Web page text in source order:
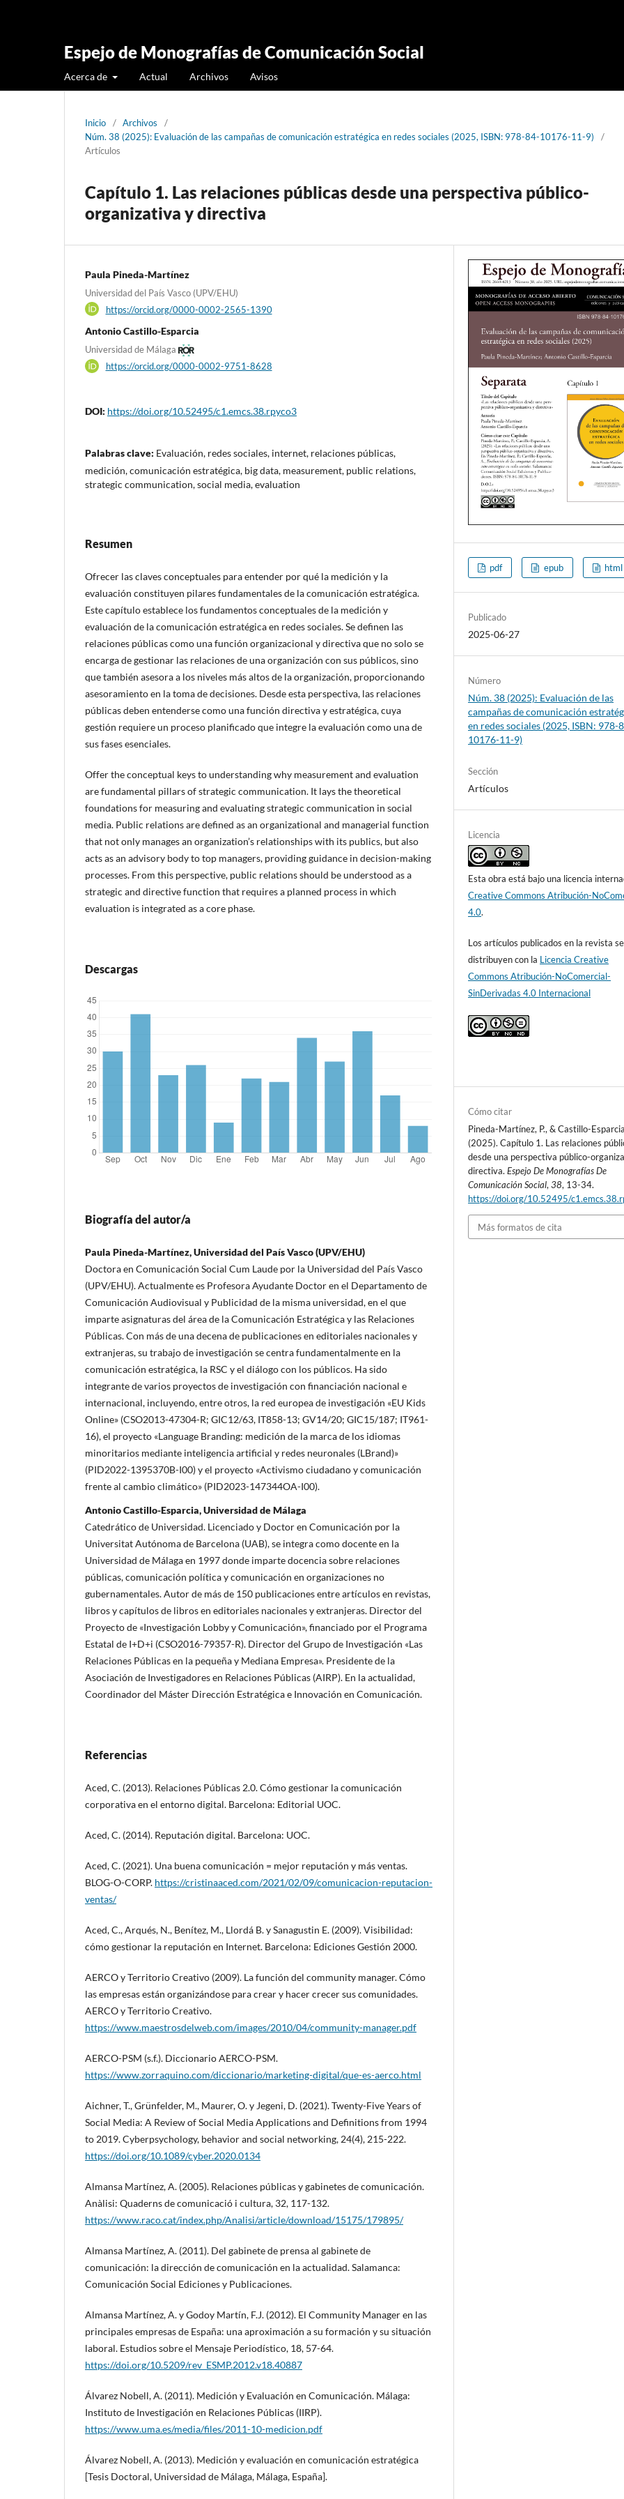
Espejo de Monografías de Comunicación Social
Acerca de Actual Archivos Avisos
Inicio / Archivos
/
Núm. 38 (2025): Evaluación de las campañas de comunicación estratégica en redes sociales (2025, ISBN: 978-84-10176-11-9)
/
Artículos
Capítulo 1. Las relaciones públicas desde una perspectiva público-
organizativa y directiva
Paula Pineda-Martínez
Universidad del País Vasco (UPV/EHU)
https://orcid.org/0000-0002-2565-1390
Antonio Castillo-Esparcia
Universidad de Málaga
https://orcid.org/0000-0002-9751-8628
DOI: https://doi.org/10.52495/c1.emcs.38.rpyco3
Palabras clave: Evaluación, redes sociales, internet, relaciones públicas,
medición, comunicación estratégica, big data, measurement, public relations,
strategic communication, social media, evaluation
Resumen
Ofrecer las claves conceptuales para entender por qué la medición y la
evaluación constituyen pilares fundamentales de la comunicación estratégica.
Este capítulo establece los fundamentos conceptuales de la medición y
evaluación de la comunicación estratégica en redes sociales. Se definen las
relaciones públicas como una función organizacional y directiva que no solo se
encarga de gestionar las relaciones de una organización con sus públicos, sino
que también asesora a los niveles más altos de la organización, proporcionando
asesoramiento en la toma de decisiones. Desde esta perspectiva, las relaciones
públicas deben entenderse como una función directiva y estratégica, cuya
gestión requiere un proceso planificado que integre la evaluación como una de
sus fases esenciales.
Offer the conceptual keys to understanding why measurement and evaluation
are fundamental pillars of strategic communication. It lays the theoretical
foundations for measuring and evaluating strategic communication in social
media. Public relations are defined as an organizational and managerial function
that not only manages an organization’s relationships with its publics, but also
acts as an advisory body to top managers, providing guidance in decision-making
processes. From this perspective, public relations should be understood as a
strategic and directive function that requires a planned process in which
evaluation is integrated as a core phase.
Descargas
Biografía del autor/a
Paula Pineda-Martínez, Universidad del País Vasco (UPV/EHU)
Doctora en Comunicación Social Cum Laude por la Universidad del País Vasco
(UPV/EHU). Actualmente es Profesora Ayudante Doctor en el Departamento de
Comunicación Audiovisual y Publicidad de la misma universidad, en el que
imparte asignaturas del área de la Comunicación Estratégica y las Relaciones
Públicas. Con más de una decena de publicaciones en editoriales nacionales y
extranjeras, su trabajo de investigación se centra fundamentalmente en la
comunicación estratégica, la RSC y el diálogo con los públicos. Ha sido
integrante de varios proyectos de investigación con financiación nacional e
internacional, incluyendo, entre otros, la red europea de investigación «EU Kids
Online» (CSO2013-47304-R; GIC12/63, IT858-13; GV14/20; GIC15/187; IT961-
16), el proyecto «Language Branding: medición de la marca de los idiomas
minoritarios mediante inteligencia artificial y redes neuronales (LBrand)»
(PID2022-1395370B-I00) y el proyecto «Activismo ciudadano y comunicación
frente al cambio climático» (PID2023-147344OA-I00).
Antonio Castillo-Esparcia, Universidad de Málaga
Catedrático de Universidad. Licenciado y Doctor en Comunicación por la
Universitat Autónoma de Barcelona (UAB), se integra como docente en la
Universidad de Málaga en 1997 donde imparte docencia sobre relaciones
públicas, comunicación política y comunicación en organizaciones no
gubernamentales. Autor de más de 150 publicaciones entre artículos en revistas,
libros y capítulos de libros en editoriales nacionales y extranjeras. Director del
Proyecto de «Investigación Lobby y Comunicación», financiado por el Programa
Estatal de I+D+i (CSO2016-79357-R). Director del Grupo de Investigación «Las
Relaciones Públicas en la pequeña y Mediana Empresa». Presidente de la
Asociación de Investigadores en Relaciones Públicas (AIRP). En la actualidad,
Coordinador del Máster Dirección Estratégica e Innovación en Comunicación.
Referencias
Aced, C. (2013). Relaciones Públicas 2.0. Cómo gestionar la comunicación
corporativa en el entorno digital. Barcelona: Editorial UOC.
Aced, C. (2014). Reputación digital. Barcelona: UOC.
Aced, C. (2021). Una buena comunicación = mejor reputación y más ventas.
BLOG-O-CORP. https://cristinaaced.com/2021/02/09/comunicacion-reputacion-
ventas/
Aced, C., Arqués, N., Benítez, M., Llordá B. y Sanagustin E. (2009). Visibilidad:
cómo gestionar la reputación en Internet. Barcelona: Ediciones Gestión 2000.
AERCO y Territorio Creativo (2009). La función del community manager. Cómo
las empresas están organizándose para crear y hacer crecer sus comunidades.
AERCO y Territorio Creativo.
https://www.maestrosdelweb.com/images/2010/04/community-manager.pdf
AERCO-PSM (s.f.). Diccionario AERCO-PSM.
https://www.zorraquino.com/diccionario/marketing-digital/que-es-aerco.html
Aichner, T., Grünfelder, M., Maurer, O. y Jegeni, D. (2021). Twenty-Five Years of
Social Media: A Review of Social Media Applications and Definitions from 1994
to 2019. Cyberpsychology, behavior and social networking, 24(4), 215-222.
https://doi.org/10.1089/cyber.2020.0134
Almansa Martínez, A. (2005). Relaciones públicas y gabinetes de comunicación.
Anàlisi: Quaderns de comunicació i cultura, 32, 117-132.
https://www.raco.cat/index.php/Analisi/article/download/15175/179895/
Almansa Martínez, A. (2011). Del gabinete de prensa al gabinete de
comunicación: la dirección de comunicación en la actualidad. Salamanca:
Comunicación Social Ediciones y Publicaciones.
Almansa Martínez, A. y Godoy Martín, F.J. (2012). El Community Manager en las
principales empresas de España: una aproximación a su formación y su situación
laboral. Estudios sobre el Mensaje Periodístico, 18, 57-64.
https://doi.org/10.5209/rev_ESMP.2012.v18.40887
Álvarez Nobell, A. (2011). Medición y Evaluación en Comunicación. Málaga:
Instituto de Investigación en Relaciones Públicas (IIRP).
https://www.uma.es/media/files/2011-10-medicion.pdf
Álvarez Nobell, A. (2013). Medición y evaluación en comunicación estratégica
[Tesis Doctoral, Universidad de Málaga, Málaga, España].
pdf epub html
Publicado
2025-06-27
Número
Núm. 38 (2025): Evaluación de las
campañas de comunicación
en redes sociales (2025, ISBN: 978-
10176-11-9)
Sección
Artículos
Licencia
Esta obra está bajo una licencia
Creative Commons Atribución-
4.0.
Los artículos publicados en la revista se
distribuyen con la Licencia Creative
Commons Atribución-NoComercial-
SinDerivadas 4.0 Internacional
Cómo citar
Pineda-Martínez, P., & Castillo-
(2025). Capítulo 1. Las relaciones
desde una perspectiva público-
directiva.Espejo De Monografías De
Comunicación Social,38, 13-34.
https://doi.org/10.52495/
Más formatos de cita